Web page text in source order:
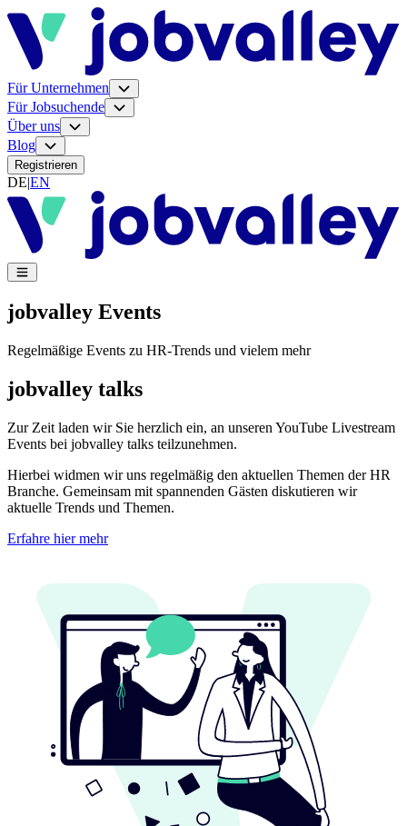
Für Unternehmen
Für Jobsuchende
Über uns
Blog
Registrieren
DE|EN
jobvalley Events
Regelmäßige Events zu HR-Trends und vielem mehr
jobvalley talks
Zur Zeit laden wir Sie herzlich ein, an unseren YouTube Livestream
Events bei jobvalley talks teilzunehmen.
Hierbei widmen wir uns regelmäßig den aktuellen Themen der HR
Branche. Gemeinsam mit spannenden Gästen diskutieren wir
aktuelle Trends und Themen.
Erfahre hier mehr